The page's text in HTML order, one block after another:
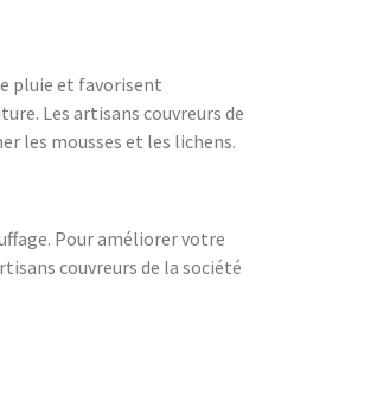
pluie et favorisent
Les artisans couvreurs de
les mousses et les lichens.
Pour améliorer votre
couvreurs de la société